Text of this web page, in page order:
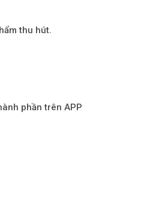
thu hút.
phần trên APP